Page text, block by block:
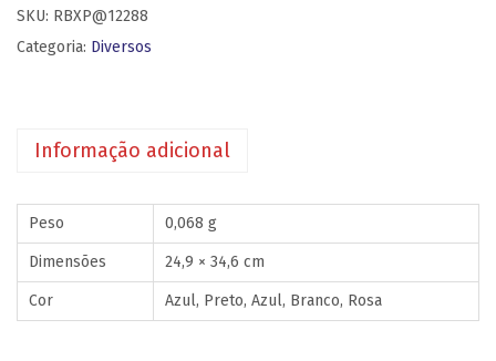
SKU: RBXP@12288
Categoria: Diversos
Informação adicional
Peso 0,068 g
Dimensões 24,9 × 34,6 cm
Cor Azul, Preto, Azul, Branco, Rosa